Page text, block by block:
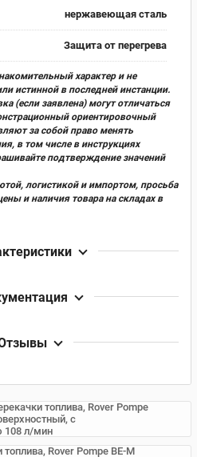
нержавеющая сталь
Защита от перегрева
характер и не
истинной в последней инстанции.
(если заявлена) могут отличаться
ориентировочный
за собой право менять
в том числе в инструкциях
подтверждение значений
логистикой и импортом, просьба
и наличия товара на складах в
топлива, Rover Pompe
с
108 л/мин
Rover Pompe BE-M